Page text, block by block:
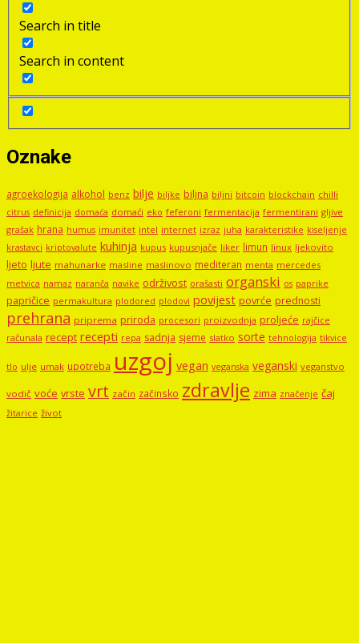
Search in title
Search in content
Oznake
agroekologija alkohol benz bilje biljke biljna biljni bitcoin blockchain chilli
citrus definicija domaća domaći eko feferoni fermentacija fermentirani gljive
grašak hrana humus imunitet intel internet izraz juha karakteristike kiseljenje
krastavci kriptovalute kuhinja kupus kupusnjače liker limun linux ljekovito
ljeto ljute mahunarke masline maslinovo mediteran menta mercedes
metvica namaz naranča navike održivost orašasti organski os paprike
papričice permakultura plodored plodovi povijest povrće prednosti
prehrana priprema priroda procesori proizvodnja proljeće rajčice
računala recept recepti repa sadnja sjeme slatko sorte tehnologija tikvice
tlo ulje umak upotreba uzgoj vegan veganska veganski veganstvo
vodič voće vrste vrt začin začinsko zdravlje zima značenje čaj
žitarice život